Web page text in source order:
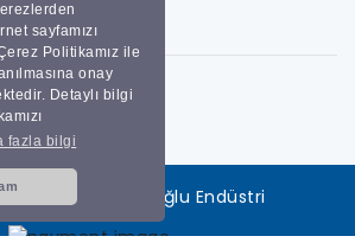
sayfamızı
Politikamız ile
onay
Detaylı bilgi
fazla bilgi
saklıdır Bilginoğlu Endüstri